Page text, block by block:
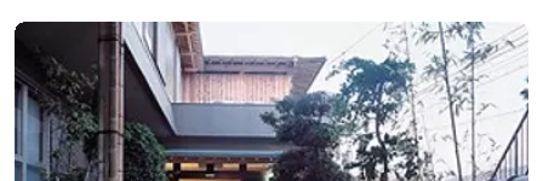
のあるお肉を用意した「肉盛りプラン」などからお選びできま